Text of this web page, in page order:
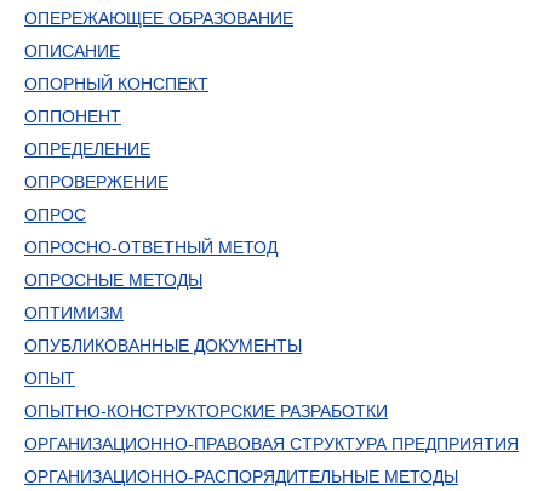
ОПЕРЕЖАЮЩЕЕ ОБРАЗОВАНИЕ
ОПИСАНИЕ
ОПОРНЫЙ КОНСПЕКТ
ОППОНЕНТ
ОПРЕДЕЛЕНИЕ
ОПРОВЕРЖЕНИЕ
ОПРОС
ОПРОСНО-ОТВЕТНЫЙ МЕТОД
ОПРОСНЫЕ МЕТОДЫ
ОПТИМИЗМ
ОПУБЛИКОВАННЫЕ ДОКУМЕНТЫ
ОПЫТ
ОПЫТНО-КОНСТРУКТОРСКИЕ РАЗРАБОТКИ
ОРГАНИЗАЦИОННО-ПРАВОВАЯ СТРУКТУРА ПРЕДПРИЯТИЯ
ОРГАНИЗАЦИОННО-РАСПОРЯДИТЕЛЬНЫЕ МЕТОДЫ